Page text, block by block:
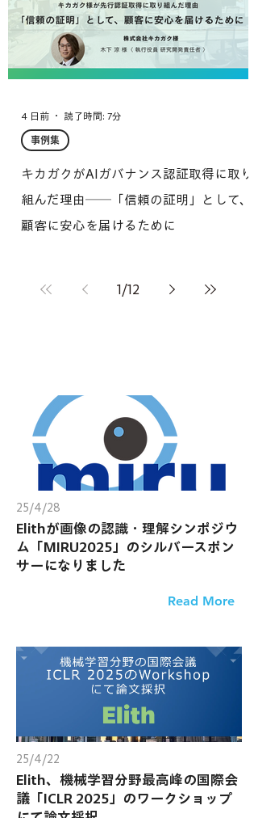
キカガクがAIガバナンス認証取得に取り
組んだ理由──「信頼の証明」として、
顧客に安心を届けるために
事例集
4 日前 読了時間: 7分
1/12
25/4/28
Elithが画像の認識・理解シンポジウ
ム「MIRU2025」のシルバースポン
サーになりました
Read More
25/4/22
Elith、機械学習分野最高峰の国際会
議「ICLR 2025」のワークショップ